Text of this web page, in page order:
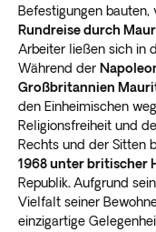
Befestigungen
Rundreise durch
Arbeiter ließen sich in
Während der
Großbritannien
den Einheimischen
Religionsfreiheit und
Rechts und der Sitten
1968 unter britischer
Republik.Aufgrund
Vielfalt seiner
einzigartige